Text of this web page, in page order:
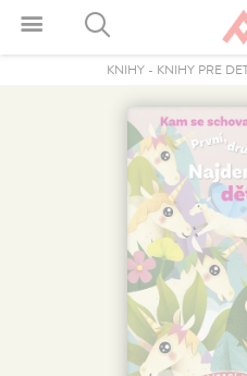
KNIHY - KNIHY PRE